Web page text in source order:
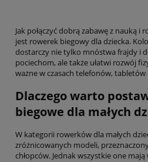
Jak połączyć dobrą zabawę z nauką i
jest rowerek biegowy dla dziecka.
dostarczy nie tylko mnóstwa frajdy i
pociechom, ale także ułatwi rozwój
ważne w czasach telefonów,
Dlaczego warto
biegowe dla małych
W kategorii rowerków dla małych
zróżnicowanych modeli,
chłopców. Jednak wszystkie one